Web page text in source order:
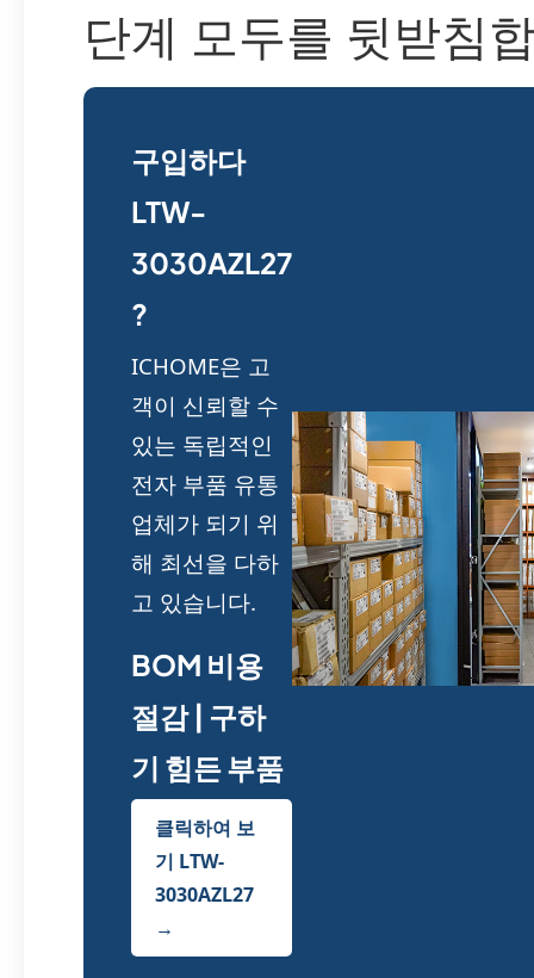
단계 모두를 뒷받침
구입하다
LTW-
3030AZL27
?
ICHOME은 고
객이 신뢰할 수
있는 독립적인
전자 부품 유통
업체가 되기 위
해 최선을 다하
고 있습니다.
BOM 비용
절감 | 구하
기 힘든 부품
클릭하여 보
기 LTW-
3030AZL27
→